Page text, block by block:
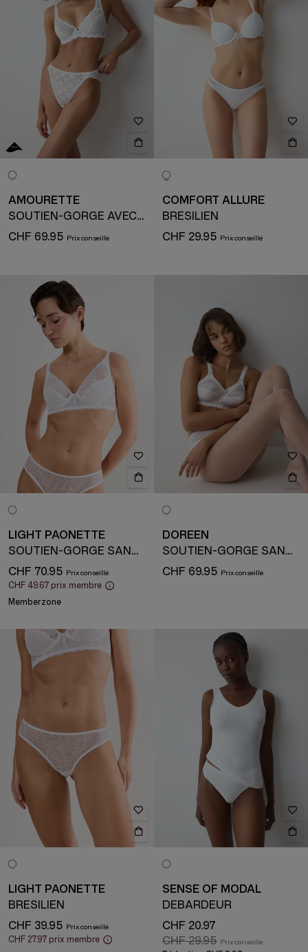
AMOURETTE
SOUTIEN-GORGE AVEC ARMATURE
CHF 69.95
COMFORT ALLURE
BRÉSILIEN
CHF 29.95
LIGHT PAONETTE
SOUTIEN-GORGE SANS ARMATURE
CHF 70.95
CHF 49.67 prix membre
Memberzone
DOREEN
SOUTIEN-GORGE SANS ARMATURE
CHF 69.95
LIGHT PAONETTE
BRÉSILIEN
CHF 39.95
CHF 27.97 prix membre
SENSE OF MODAL
DÉBARDEUR
CHF 20.97
CHF 29.95